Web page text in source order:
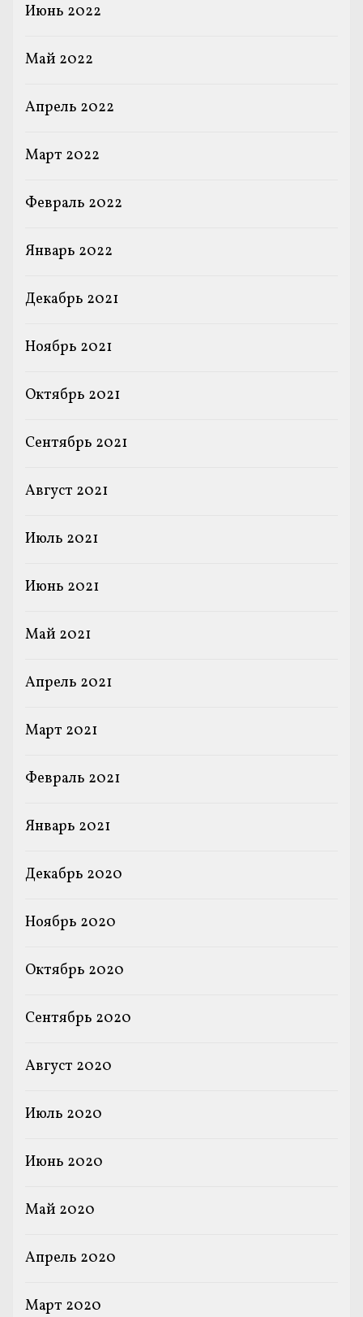
Июнь 2022
Май 2022
Апрель 2022
Март 2022
Февраль 2022
Январь 2022
Декабрь 2021
Ноябрь 2021
Октябрь 2021
Сентябрь 2021
Август 2021
Июль 2021
Июнь 2021
Май 2021
Апрель 2021
Март 2021
Февраль 2021
Январь 2021
Декабрь 2020
Ноябрь 2020
Октябрь 2020
Сентябрь 2020
Август 2020
Июль 2020
Июнь 2020
Май 2020
Апрель 2020
Март 2020